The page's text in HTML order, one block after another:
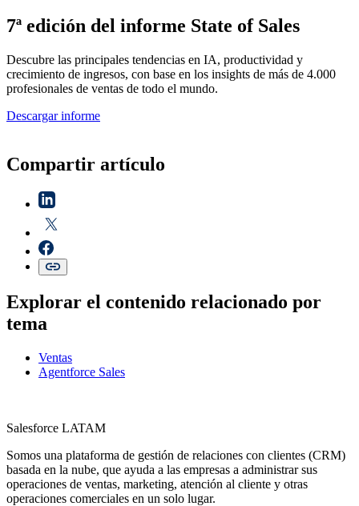
7ª edición del informe State of Sales
Descubre las principales tendencias en IA, productividad y
crecimiento de ingresos, con base en los insights de más de 4.000
profesionales de ventas de todo el mundo.
Descargar informe
Compartir artículo
Explorar el contenido relacionado por
tema
Ventas
Agentforce Sales
Salesforce LATAM
Somos una plataforma de gestión de relaciones con clientes (CRM)
basada en la nube, que ayuda a las empresas a administrar sus
operaciones de ventas, marketing, atención al cliente y otras
operaciones comerciales en un solo lugar.